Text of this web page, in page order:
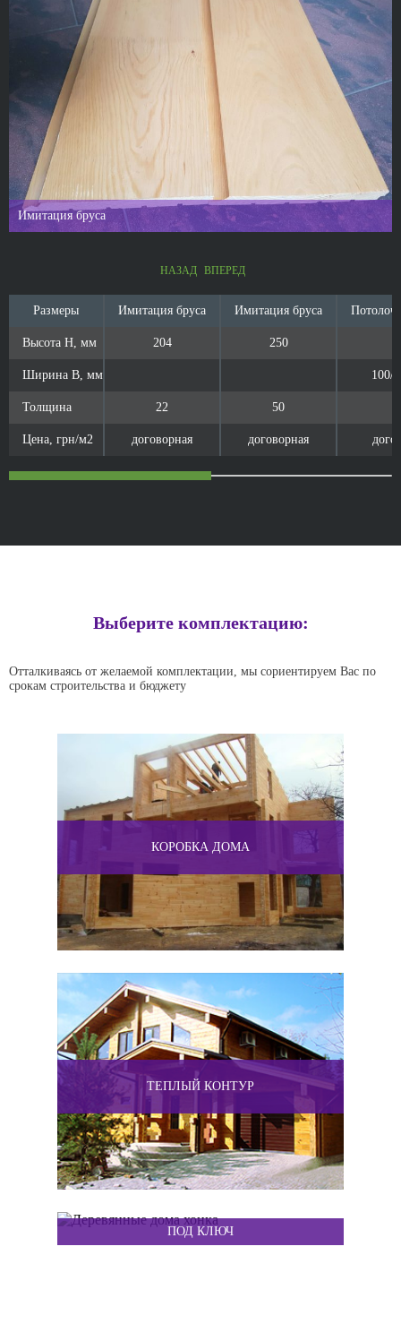
НАЗАД
Имитация бруса
ВПЕРЕД
Размеры Имитация бруса Имитация бруса
Высота Н, мм 204 250
Ширина B, мм 100/
Толщина 22 50
Цена, грн/м2 договорная договорная
Размеры
Высота Н, мм
Ширина B, мм
Толщина
Цена, грн/м2
Выберите комплектацию:
Отталкиваясь от желаемой комплектации, мы сориентируем Вас по
срокам строительства и бюджету
КОРОБКА ДОМА
ТЕПЛЫЙ КОНТУР
ПОД КЛЮЧ